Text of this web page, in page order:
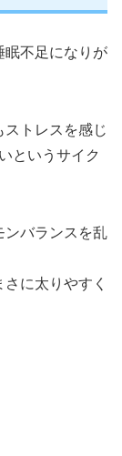
眠不足になりが
トレスを感じ
というサイク
ンバランスを乱
に太りやすく